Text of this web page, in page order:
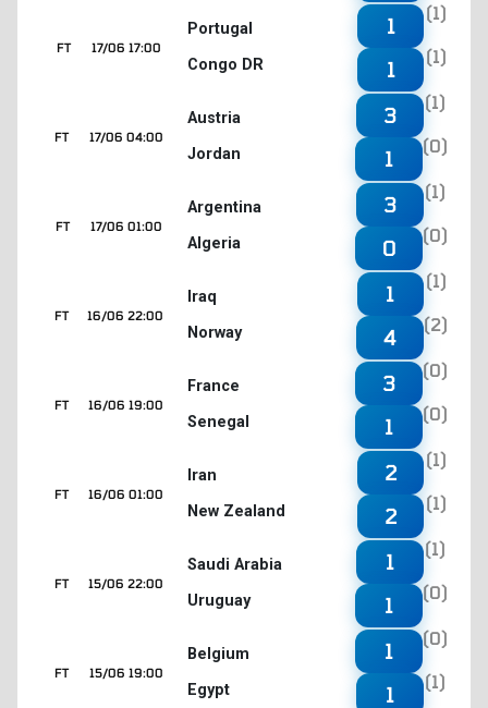
17/06 17:00
FT
Portugal
Congo DR
1
(1)
1
(1)
17/06 04:00
FT
Austria
Jordan
3
(1)
1
(0)
17/06 01:00
FT
Argentina
Algeria
3
(1)
0
(0)
16/06 22:00
FT
Iraq
Norway
1
(1)
4
(2)
16/06 19:00
FT
France
Senegal
3
(0)
1
(0)
16/06 01:00
FT
Iran
New Zealand
2
(1)
2
(1)
15/06 22:00
FT
Saudi Arabia
Uruguay
1
(1)
1
(0)
15/06 19:00
FT
Belgium
Egypt
1
(0)
1
(1)